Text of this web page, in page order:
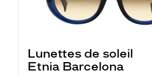
Lunettes de soleil
Etnia Barcelona